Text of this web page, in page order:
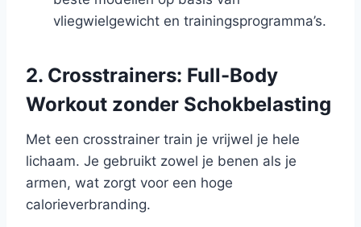
vliegwielgewicht en trainingsprogramma’s.
2. Crosstrainers: Full-Body
Workout zonder Schokbelasting
Met een crosstrainer train je vrijwel je hele
lichaam. Je gebruikt zowel je benen als je
armen, wat zorgt voor een hoge
calorieverbranding.